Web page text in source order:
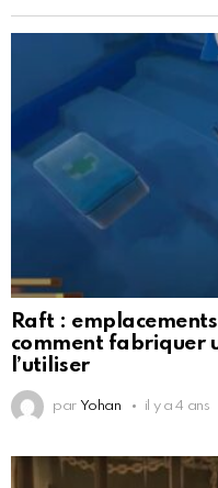
Raft :
comment fabriquer
l’utiliser
par Yohan il y a 4 ans